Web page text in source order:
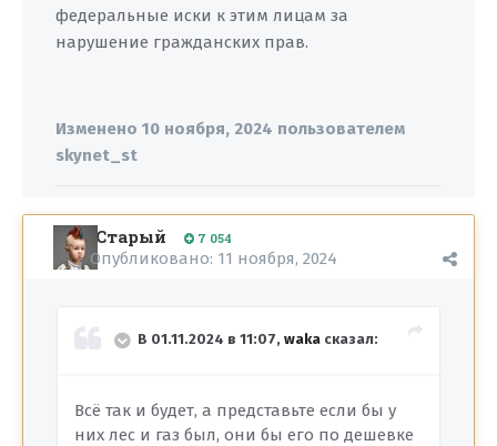
федеральные иски к этим лицам за
нарушение гражданских прав.
Изменено 10 ноября, 2024 пользователем
skynet_st
Старый 7 054
Опубликовано: 11 ноября, 2024
В 01.11.2024 в 11:07, waka сказал:
Всё так и будет, а представьте если бы у
них лес и газ был, они бы его по дешевке